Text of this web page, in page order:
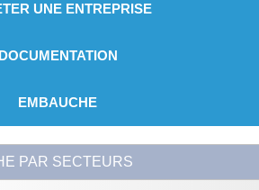
UNE ENTREPRISE
DOCUMENTATION
EMBAUCHE
PAR SECTEURS